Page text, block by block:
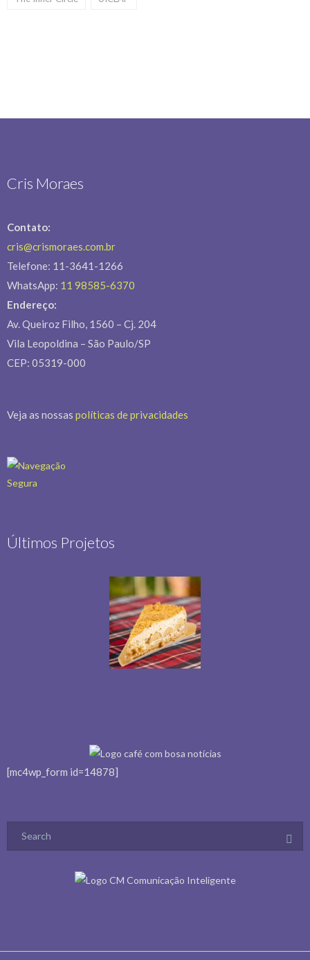
Cris Moraes
Contato:
cris@crismoraes.com.br
Telefone: 11-3641-1266
WhatsApp: 11 98585-6370
Endereço:
Av. Queiroz Filho, 1560 – Cj. 204
Vila Leopoldina – São Paulo/SP
CEP: 05319-000
Veja as nossas políticas de privacidades
Últimos Projetos
[mc4wp_form id=14878]